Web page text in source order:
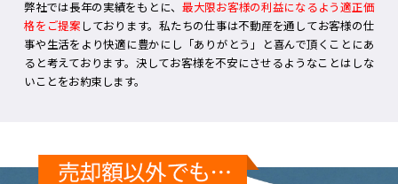
弊社では長年の実績をもとに、最大限お客様の利益になるよう適正価
格をご提案 しております。私たちの仕事は不動産を通してお客様の仕
事や生活をより快適に豊かにし「ありがとう」と喜んで頂くことにあ
ると考えております。決してお客様を不安にさせるようなことはしな
いことをお約束します。